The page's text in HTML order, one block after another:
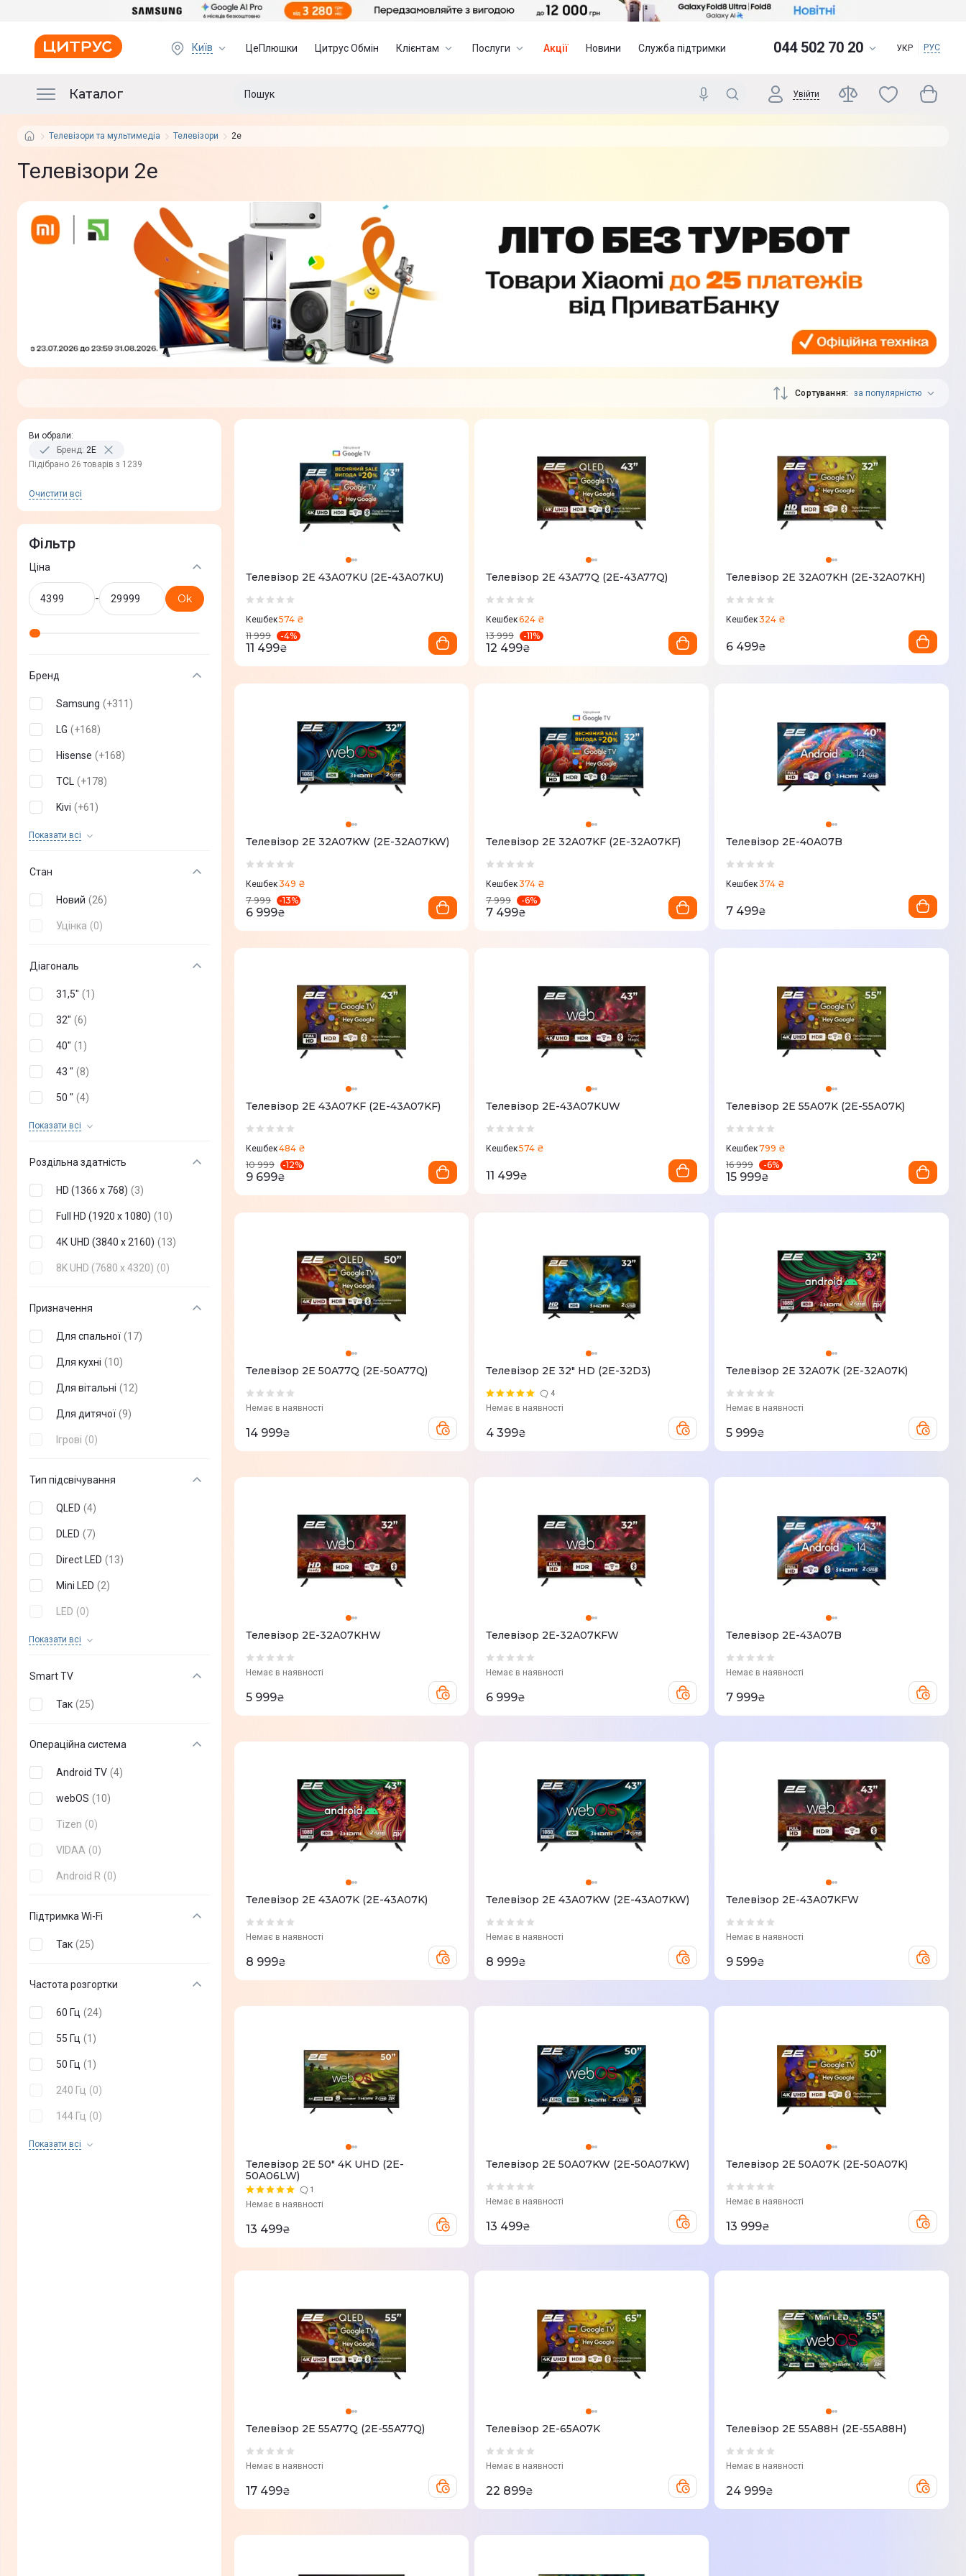
Київ ЦеПлюшки Цитрус Обмін Клієнтам Послуги Акції Новини Служба підтримки 044 502 70 20 УКР РУС
Каталог Увійти
Телевізори та мультимедіа Телевізори 2e
Телевізори 2e
Сортування за популярністю
Ви обрали:
Бренд: 2E
Пiдiбрано 26 товарів з 1239
Очистити всi
Фільтр
Ціна
- Ok
Бренд
Samsung (+311 )
LG (+168)
Hisense (+168)
TCL (+178)
Kivi (+61 )
Показати всi
Sony +35
Aiwa
BRAVIS (
Gazer
Xiaomi
Haier (+
Skyworth
Setup (+4)
2E (26)
Toshiba ( +11 )
realme (+2)
Thomson (+14)
Стан
Новий (26)
Уцінка (0)
Діагональ
31,5" (1 )
32" (6)
40" (1 )
43 " (8)
50 " (4)
Показати всi
55 " (3 )
60" (0)
70"
75 "
77" )
83"
85" 0 )
97" ( 0)
98" (0 )
100" (0)
115" (0)
Роздільна здатність
HD (1366 x 768) (3)
Full HD (1920 x 1080) (10)
4К UHD (3840 x 2160) (13)
8K UHD (7680 x 4320) (0)
Призначення
Для спальної (17)
Для кухні (10)
Для вітальні (12)
Для дитячої (9)
Ігрові (0)
Тип підсвічування
QLED (4)
DLED (7)
Direct LED (13)
Mini LED (2)
LED (0)
Показати всi
OLED 0
Edge LED (0)
Neo QLED ( 0)
Smart TV
Так (25)
Операційна система
Android TV (4)
webOS (10)
Tizen (0)
VIDAA (0)
Android R (0)
Підтримка Wi-Fi
Так (25)
Частота розгортки
60 Гц (24)
55 Гц (1 )
50 Гц (1 )
240 Гц (0)
144 Гц (0)
Показати всi
120 Гц (
Телевізор 2E 43A07KU (2E-43A07KU)
Кешбек574 ₴
11 999
-4%
11 499₴
Телевізор 2E 43A77Q (2E-43A77Q)
Кешбек624 ₴
13 999
-11%
12 499₴
Телевізор 2E 32A07KH (2E-32A07KH)
Кешбек324 ₴
6 499₴
Телевізор 2E 32A07KW (2E-32A07KW)
Кешбек349 ₴
7 999
-13%
6 999₴
Телевізор 2E 32A07KF (2E-32A07KF)
Кешбек374 ₴
7 999
-6%
7 499₴
Телевізор 2E-40A07B
Кешбек374 ₴
7 499₴
Телевізор 2E 43A07KF (2E-43A07KF)
Кешбек484 ₴
10 999
-12%
9 699₴
Телевізор 2E-43A07KUW
Кешбек574 ₴
11 499₴
Телевізор 2E 55A07K (2E-55A07K)
Кешбек799 ₴
16 999
-6%
15 999₴
Телевізор 2E 50A77Q (2E-50A77Q)
Немає в наявності
14 999₴
Телевізор 2E 32" HD (2E-32D3)
4
Немає в наявності
4 399₴
Телевізор 2E 32A07K (2E-32A07K)
Немає в наявності
5 999₴
Телевізор 2E-32A07KHW
Немає в наявності
5 999₴
Телевізор 2E-32A07KFW
Немає в наявності
6 999₴
Телевізор 2E-43A07B
Немає в наявності
7 999₴
Телевізор 2E 43A07K (2E-43A07K)
Немає в наявності
8 999₴
Телевізор 2E 43A07KW (2E-43A07KW)
Немає в наявності
8 999₴
Телевізор 2E-43A07KFW
Немає в наявності
9 599₴
Телевізор 2E 50" 4K UHD (2E-
50A06LW)
1
Немає в наявності
13 499₴
Телевізор 2E 50A07KW (2E-50A07KW)
Немає в наявності
13 499₴
Телевізор 2E 50A07K (2E-50A07K)
Немає в наявності
13 999₴
Телевізор 2E 55A77Q (2E-55A77Q)
Немає в наявності
17 499₴
Телевізор 2E-65A07K
Немає в наявності
22 899₴
Телевізор 2E 55A88H (2E-55A88H)
Немає в наявності
24 999₴